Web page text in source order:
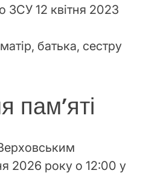
ЗСУ 12 квітня 2023
батька, сестру
пам’яті
2026 року о 12:00 у